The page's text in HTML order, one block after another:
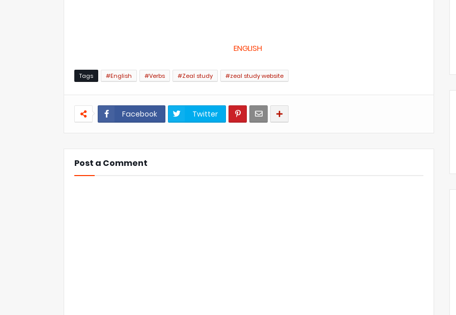
ENGLISH
Tags #English #Verbs #Zeal study #zeal study website
Facebook Twitter
Post a Comment